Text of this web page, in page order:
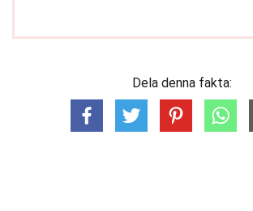
Dela denna fakta: